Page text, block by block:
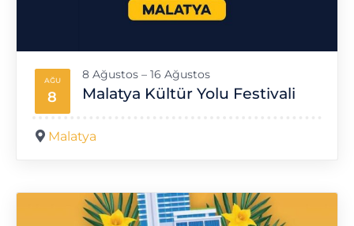
AĞU
8 Malatya Kültür Yolu Festivali
8 Ağustos – 16 Ağustos
Malatya